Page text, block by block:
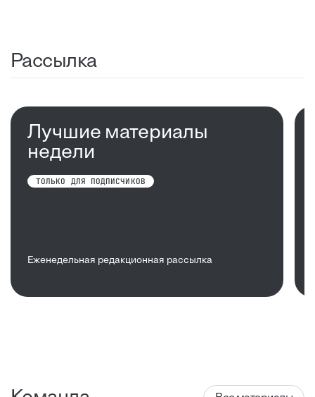
Рассылка
Лучшие материалы
недели
ТОЛЬКО ДЛЯ ПОДПИСЧИКОВ
Еженедельная редакционная рассылка